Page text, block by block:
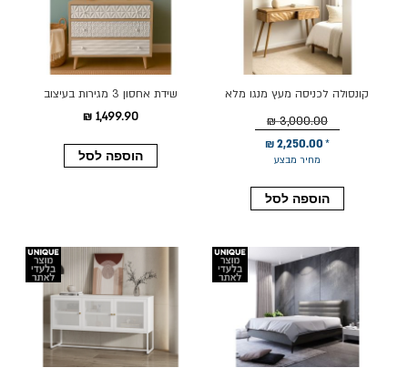
קונסולה לכניסה מעץ מנגו מלא
מחיר מבצע
2,250.00 ₪
3,000.00 ₪
הוספה לסל
שידת אחסון 3 מגירות בעיצוב
טקסטורה דגם GF19A032
1,499.90 ₪
הוספה לסל